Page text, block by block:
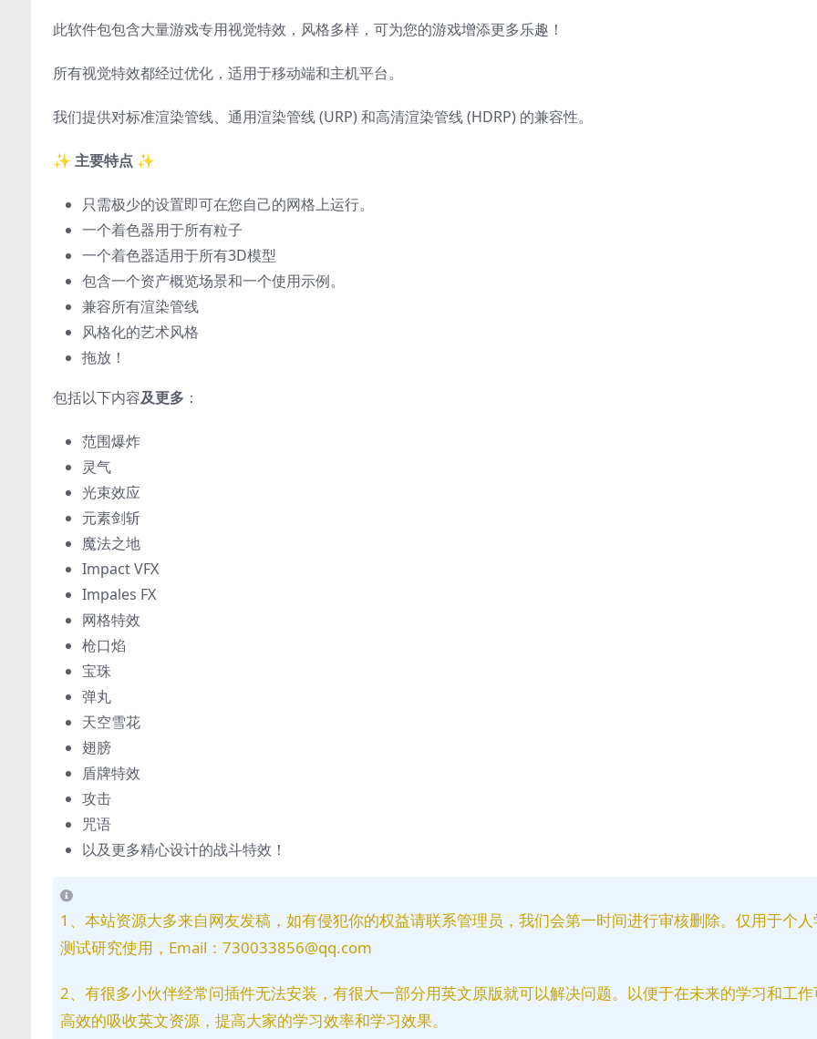
此软件包包含大量游戏专用视觉特效，风格多样，可为您的游戏增添更多乐趣！
所有视觉特效都经过优化，适用于移动端和主机平台。
我们提供对标准渲染管线、通用渲染管线 (URP) 和高清渲染管线 (HDRP) 的兼容性。
✨ 主要特点 ✨
只需极少的设置即可在您自己的网格上运行。
一个着色器用于所有粒子
一个着色器适用于所有3D模型
包含一个资产概览场景和一个使用示例。
兼容所有渲染管线
风格化的艺术风格
拖放！
包括以下内容及更多 ：
范围爆炸
灵气
光束效应
元素剑斩
魔法之地
Impact VFX
Impales FX
网格特效
枪口焰
宝珠
弹丸
天空雪花
翅膀
盾牌特效
攻击
咒语
以及更多精心设计的战斗特效！
1、本站资源大多来自网友发稿，如有侵犯你的权益请联系管理员，我们会第一时间进行审核删除。仅用于个
测试研究使用，Email：730033856@qq.com
2、有很多小伙伴经常问插件无法安装，有很大一部分用英文原版就可以解决问题。以便于在未来的学习和工
高效的吸收英文资源，提高大家的学习效率和学习效果。